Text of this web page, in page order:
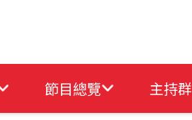
節目總覽 主持群